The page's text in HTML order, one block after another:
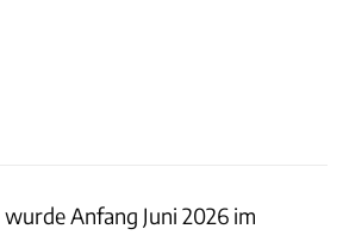
Anfang Juni 2026 im